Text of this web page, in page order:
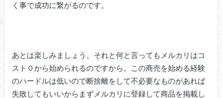
く事で成功に繋がるのです。
あとは楽しみましょう。それと何と言ってもメルカリはコ
スト０から始められるのですから。この商売を始める経験
のハードルは低いので断捨離をして不必要なものがあれば
失敗してもいいからまずメルカリに登録して商品を掲載し